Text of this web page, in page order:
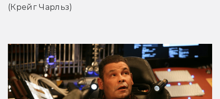
(Крейг Чарльз)